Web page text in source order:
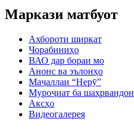
Маркази матбуот
Ахбороти ширкат
Чорабиниҳо
ВАО дар бораи мо
Анонс ва эълонҳо
Маҷаллаи “Нерӯ”
Муроҷиат ба шаҳрвандон
Аксҳо
Видеогалерея